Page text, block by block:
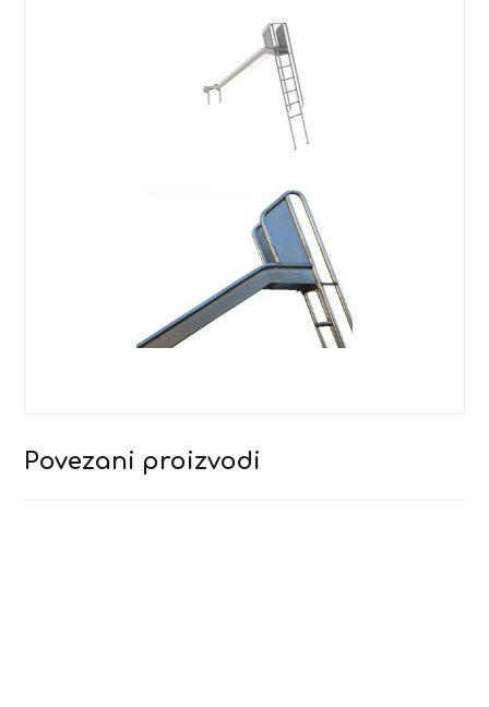
Povezani proizvodi